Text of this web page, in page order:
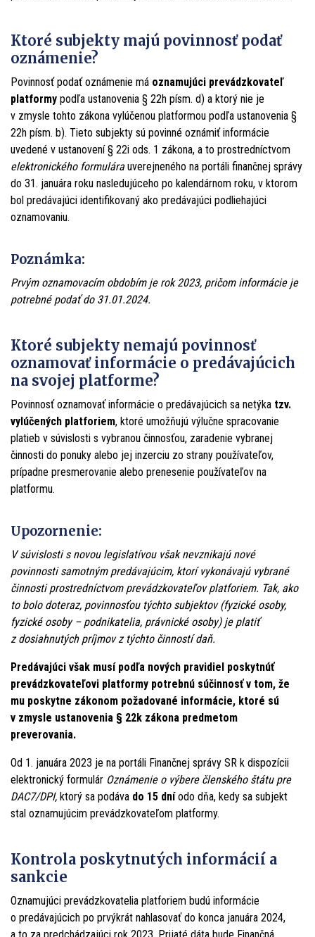
Ktoré subjekty majú povinnosť podať
oznámenie?
Povinnosť podať oznámenie má oznamujúci prevádzkovateľ
platformy podľa ustanovenia § 22h písm. d) a ktorý nie je
v zmysle tohto zákona vylúčenou platformou podľa ustanovenia §
22h písm. b). Tieto subjekty sú povinné oznámiť informácie
uvedené v ustanovení § 22i ods. 1 zákona, a to prostredníctvom
elektronického formulárauverejneného na portáli finančnej správy
do 31. januára roku nasledujúceho po kalendárnom roku, v ktorom
bol predávajúci identifikovaný ako predávajúci podliehajúci
oznamovaniu.
Poznámka:
Prvým oznamovacím obdobím je rok 2023, pričom informácie je
potrebné podať do 31.01.2024.
Ktoré subjekty nemajú povinnosť
oznamovať informácie o predávajúcich
na svojej platforme?
Povinnosť oznamovať informácie o predávajúcich sa netýka tzv.
vylúčených platforiem, ktoré umožňujú výlučne spracovanie
platieb v súvislosti s vybranou činnosťou, zaradenie vybranej
činnosti do ponuky alebo jej inzerciu zo strany používateľov,
prípadne presmerovanie alebo prenesenie používateľov na
platformu.
Upozornenie:
V súvislosti s novou legislatívou však nevznikajú nové
povinnosti samotným predávajúcim, ktorí vykonávajú vybrané
činnosti prostredníctvom prevádzkovateľov platforiem. Tak, ako
to bolo doteraz, povinnosťou týchto subjektov (fyzické osoby,
fyzické osoby – podnikatelia, právnické osoby) je platiť
z dosiahnutých príjmov z týchto činností daň.
Predávajúci však musí podľa nových pravidiel poskytnúť
prevádzkovateľovi platformy potrebnú súčinnosť v tom, že
mu poskytne zákonom požadované informácie, ktoré sú
v zmysle ustanovenia § 22k zákona predmetom
preverovania.
Od 1. januára 2023 je na portáli Finančnej správy SR k dispozícii
elektronický formulár Oznámenie o výbere členského štátu pre
DAC7/DPI, ktorý sa podáva do 15 dníodo dňa, kedy sa subjekt
stal oznamujúcim prevádzkovateľom platformy.
Kontrola poskytnutých informácií a
sankcie
Oznamujúci prevádzkovatelia platforiem budú informácie
o predávajúcich po prvýkrát nahlasovať do konca januára 2024,
a to za predchádzajúci rok 2023. Prijaté dáta bude Finančná